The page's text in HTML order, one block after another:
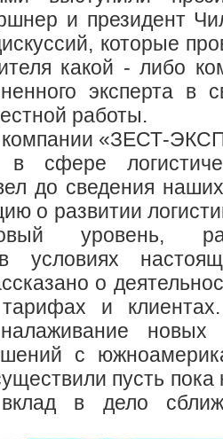
и президент
которые
какой - либо
эксперта в
работы.
компании «ЗЕСТ-
в сфере
до сведения
о развитии
уровень,
условиях
о
тарифах и
новых
с
пусть
в дело